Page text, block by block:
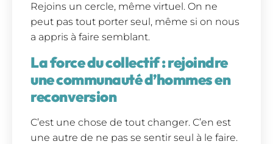
Rejoins un cercle, même virtuel. On ne
peut pas tout porter seul, même si on nous
a appris à faire semblant.
La force du collectif : rejoindre
une communauté d’hommes en
reconversion
C’est une chose de tout changer. C’en est
une autre de ne pas se sentir seul à le faire.